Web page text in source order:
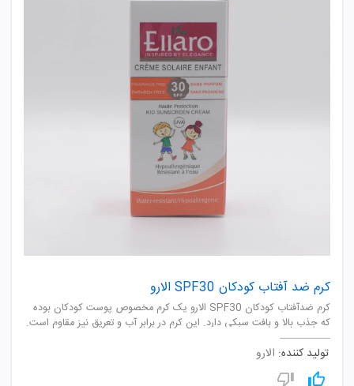
کرم ضد آفتاب کودکان SPF30 الارو
کرم ضدآفتاب کودکان SPF30 الارو یک کرم مخصوص پوست کودکان بوده
که جذب بالا و بافت سبکی دارد. این کرم در برابر آب و تعریق نیز مقاوم است.
تولید کننده: الارو